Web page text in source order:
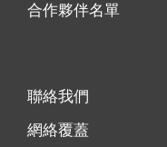
合作夥伴名單
聯絡我們
網絡覆蓋